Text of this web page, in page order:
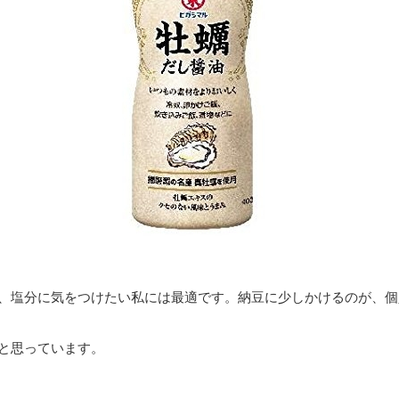
塩分に気をつけたい私には最適です。納豆に少しかけるのが、
思っています。